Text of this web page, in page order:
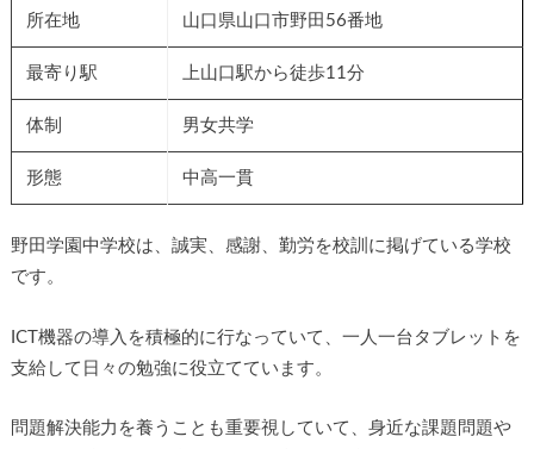
所在地 山口県山口市野田56番地
最寄り駅 上山口駅から徒歩11分
体制 男女共学
形態 中高一貫
野田学園中学校は、誠実、感謝、勤労を校訓に掲げている学校
です。
ICT機器の導入を積極的に行なっていて、一人一台タブレットを
支給して日々の勉強に役立てています。
問題解決能力を養うことも重要視していて、身近な課題問題や